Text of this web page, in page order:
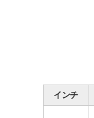
インチ